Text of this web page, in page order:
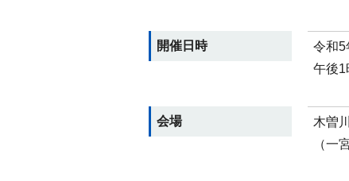
開催日時
令和5
午後1
会場
木曽
（一